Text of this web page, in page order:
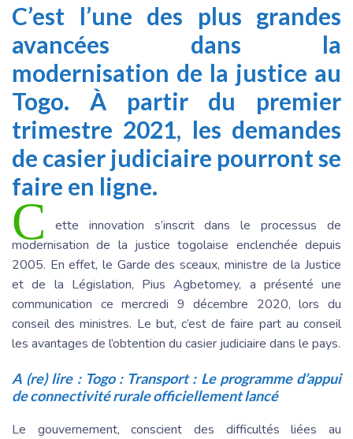
C’est l’une des plus grandes
avancées dans la
modernisation de la justice au
Togo. À partir du premier
trimestre 2021, les demandes
de casier judiciaire pourront se
faire en ligne.
C
ette innovation s’inscrit dans le processus de
modernisation de la justice togolaise enclenchée depuis
2005. En effet, le Garde des sceaux, ministre de la Justice
et de la Législation, Pius Agbetomey, a présenté une
communication ce mercredi 9 décembre 2020, lors du
conseil des ministres. Le but, c’est de faire part au conseil
les avantages de l’obtention du casier judiciaire dans le pays.
A (re) lire : Togo : Transport : Le programme d’appui
de connectivité rurale officiellement lancé
Le gouvernement, conscient des difficultés liées au